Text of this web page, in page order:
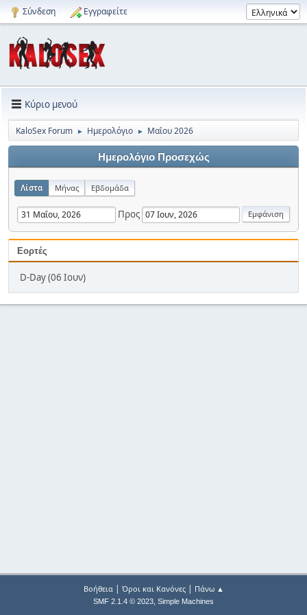
Σύνδεση Εγγραφείτε
Κύριο μενού
KaloSex Forum ► Ημερολόγιο ► Μαΐου 2026
Ημερολόγιο Προσεχώς
Λίστα Μήνας Εβδομάδα
Προς
Εορτές
D-Day (06 Ιουν)
Βοήθεια| Όροι και Κανόνες| Πάνω ▲
SMF 2.1.4 © 2023, Simple Machines